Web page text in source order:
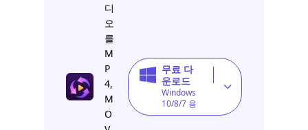
디
오
를
M
P
4,
M
O
무료 다
운로드
Windows
10/8/7 용